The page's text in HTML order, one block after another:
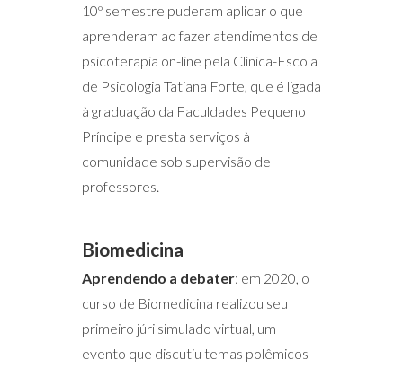
10º semestre puderam aplicar o que
aprenderam ao fazer atendimentos de
psicoterapia on-line pela Clínica-Escola
de Psicologia Tatiana Forte, que é ligada
à graduação da Faculdades Pequeno
Príncipe e presta serviços à
comunidade sob supervisão de
professores.
Biomedicina
Aprendendo a debater: em 2020, o
curso de Biomedicina realizou seu
primeiro júri simulado virtual, um
evento que discutiu temas polêmicos